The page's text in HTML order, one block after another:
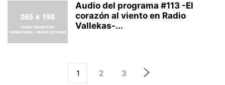
Audio del programa #113 -El
corazón al viento en Radio
Vallekas-...
1 2 3